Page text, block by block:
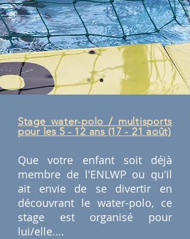
Stage water-polo / multisports
pour les 5 - 12 ans (17 - 21 août)
Que votre enfant soit déjà
membre de l'ENLWP ou qu'il
ait envie de se divertir en
découvrant le water-polo, ce
stage est organisé pour
lui/elle....